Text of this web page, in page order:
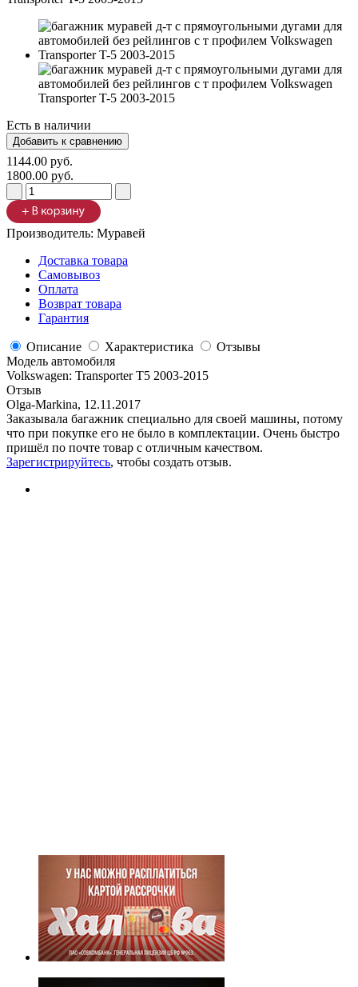
Есть в наличии
1144.00 руб.
1800.00 руб.
Производитель: Муравей
Доставка товара
Самовывоз
Оплата
Возврат товара
Гарантия
Описание Характеристика
Отзывы
Модель автомобиля
Volkswagen: Transporter T5 2003-2015
Отзыв
Olga-Markina, 12.11.2017
Заказывала багажник специально для своей машины, потому
что при покупке его не было в комплектации. Очень быстро
пришёл по почте товар с отличным качеством.
Зарегистрируйтесь, чтобы создать отзыв.